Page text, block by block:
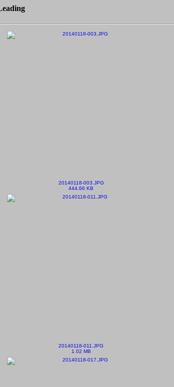
20140118-003.JPG
444.66 KB
20140118-011.JPG
1.02 MB